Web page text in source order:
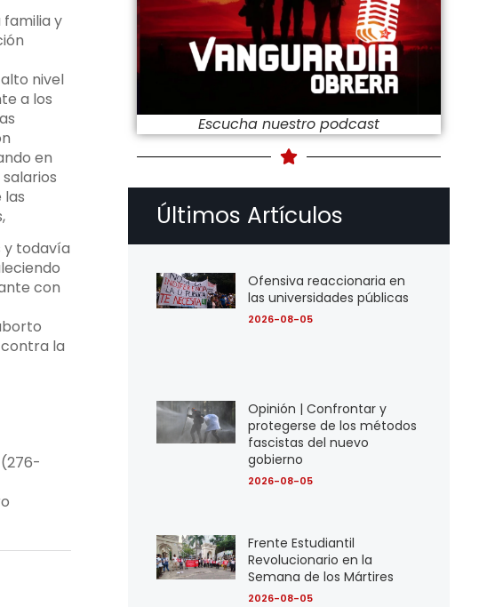
y
nivel
a los
en
las
y todavía
con
la
Escucha nuestro podcast
Últimos Artículos
Ofensiva reaccionaria en
las universidades públicas
2026-08-05
Opinión | Confrontar y
protegerse de los métodos
fascistas del nuevo
gobierno
2026-08-05
Frente Estudiantil
Revolucionario en la
Semana de los Mártires
2026-08-05